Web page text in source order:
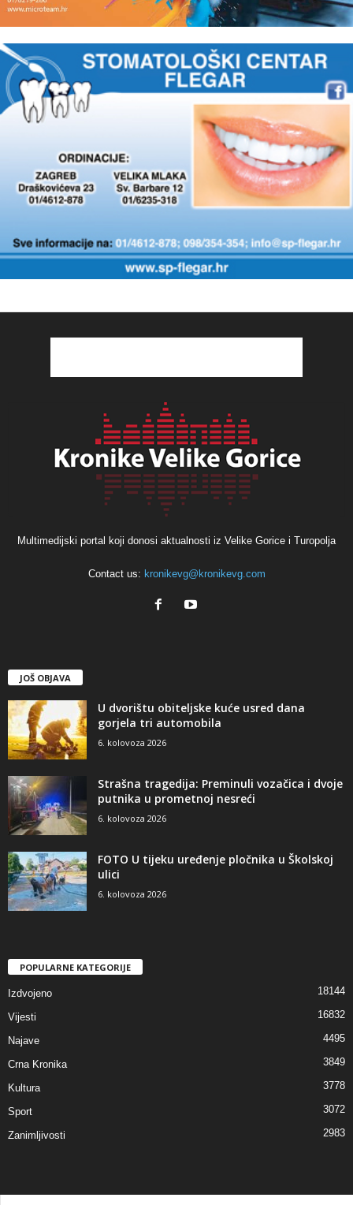
Multimedijski portal koji donosi aktualnosti iz Velike Gorice i Turopolja
Contact us: kronikevg@kronikevg.com
JOŠ OBJAVA
U dvorištu obiteljske kuće usred dana
gorjela tri automobila
6. kolovoza 2026
Strašna tragedija: Preminuli vozačica i dvoje
putnika u prometnoj nesreći
6. kolovoza 2026
FOTO U tijeku uređenje pločnika u Školskoj
ulici
6. kolovoza 2026
POPULARNE KATEGORIJE
Izdvojeno 18144
Vijesti 16832
Najave 4495
Crna Kronika 3849
Kultura 3778
Sport 3072
Zanimljivosti 2983